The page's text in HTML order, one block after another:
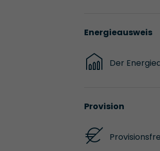
Energieausweis
Der
Provision